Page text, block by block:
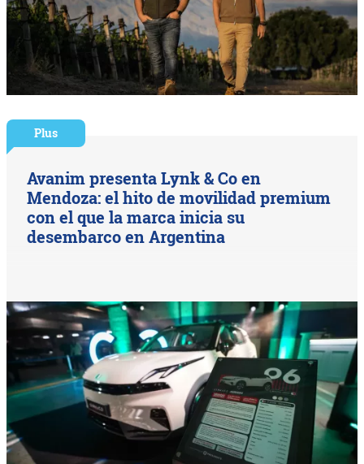
Plus
Avanim presenta Lynk & Co en
Mendoza: el hito de movilidad premium
con el que la marca inicia su
desembarco en Argentina